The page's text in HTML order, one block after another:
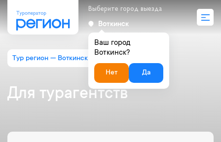
Выберите город выезда
Воткинск
Ваш город
Воткинск?
Нет Да
Тур регион — Воткинск
Для турагентств